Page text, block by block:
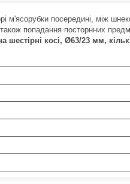
м'ясорубки посередині, між
попадання посторнних
шестірні косі, Ø63/23 мм,